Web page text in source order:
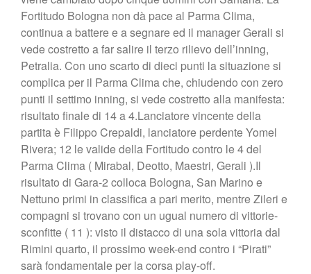
Fortitudo Bologna non dà pace al Parma Clima,
continua a battere e a segnare ed il manager Gerali si
vede costretto a far salire il terzo rilievo dell’inning,
Petralia. Con uno scarto di dieci punti la situazione si
complica per il Parma Clima che, chiudendo con zero
punti il settimo inning, si vede costretto alla manifesta:
risultato finale di 14 a 4.Lanciatore vincente della
partita è Filippo Crepaldi, lanciatore perdente Yomel
Rivera; 12 le valide della Fortitudo contro le 4 del
Parma Clima ( Mirabal, Deotto, Maestri, Gerali ).Il
risultato di Gara-2 colloca Bologna, San Marino e
Nettuno primi in classifica a pari merito, mentre Zileri e
compagni si trovano con un ugual numero di vittorie-
sconfitte ( 11 ): visto il distacco di una sola vittoria dal
Rimini quarto, il prossimo week-end contro i “Pirati”
sarà fondamentale per la corsa play-off.